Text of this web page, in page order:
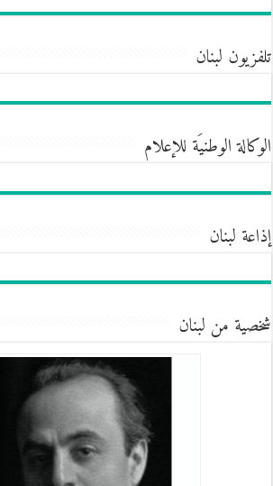
تلفزيون لبنان
الوكالة الوطنيَة للإعلام
إذاعة لبنان
شخصية من لبنان